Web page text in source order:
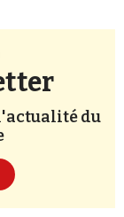
du